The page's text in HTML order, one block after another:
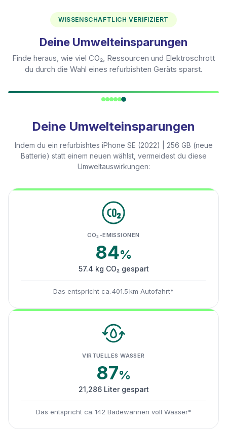
WISSENSCHAFTLICH VERIFIZIERT
Deine Umwelteinsparungen
Finde heraus, wie viel CO₂, Ressourcen und Elektroschrott
du durch die Wahl eines refurbishten Geräts sparst.
Deine Umwelteinsparungen
Indem du ein refurbishtes iPhone SE (2022) | 256 GB (neue
Batterie) statt einem neuen wählst, vermeidest du diese
Umweltauswirkungen:
CO₂-EMISSIONEN
84%
57.4 kg CO₂ gespart
Das entspricht ca. 401.5 km Autofahrt*
VIRTUELLES WASSER
87%
21,286 Liter gespart
Das entspricht ca. 142 Badewannen voll Wasser*